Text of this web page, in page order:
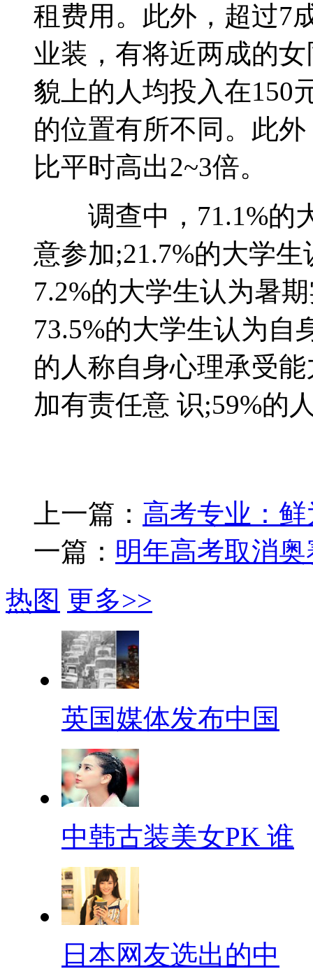
租费用。此外，超过7
业装，有将近两成的
貌上的人均投入在150
的位置有所不同。此
比平时高出2~3倍。
调查中，71.1%的
意参加;21.7%的大学
7.2%的大学生认为暑
73.5%的大学生认为自
的人称自身心理承受
加有责任意 识;59%的
上一篇： 高考专业：
一篇： 明年高考取消
热图 更多>>
英国媒体发布中国
中韩古装美女PK 谁
日本网友选出的中